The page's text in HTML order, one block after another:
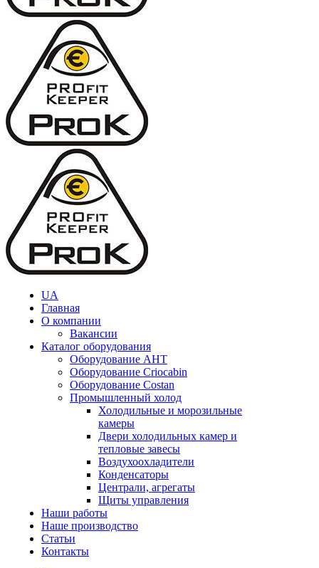
UA
Главная
О компании
Вакансии
Каталог оборудования
Оборудование AHT
Оборудование Criocabin
Оборудование Costan
Промышленный холод
Холодильные и морозильные
камеры
Двери холодильных камер и
тепловые завесы
Воздухоохладители
Конденсаторы
Централи, агрегаты
Щиты управления
Наши работы
Наше производство
Статьи
Контакты